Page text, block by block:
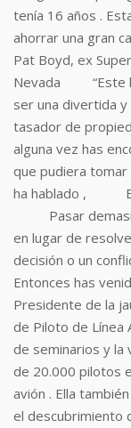
tenía 16 años .
ahorrar una gran
Pat Boyd, ex
Nevada “Este
ser una divertida
tasador de
alguna vez has
que pudiera tomar
ha hablado ,
Pasar
en lugar de
decisión o un
Entonces has
Presidente de la
de Piloto de Línea
de seminarios y la
de 20.000 pilotos
avión . Ella
el descubrimiento